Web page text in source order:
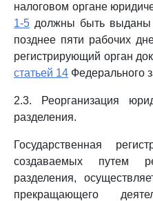
налоговом органе
1-5 должны быть выданы
позднее пяти рабочих
регистрирующий орган
статьей 14 Федерального
2.3. Реорганизация
разделения.
Государственная
создаваемых путем
разделения,
прекращающего